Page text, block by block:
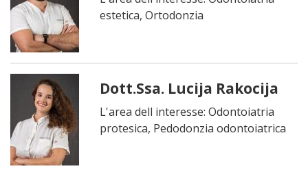
estetica, Ortodonzia
Dott.Ssa. Lucija Rakocija
L'area dell interesse: Odontoiatria
protesica, Pedodonzia odontoiatrica